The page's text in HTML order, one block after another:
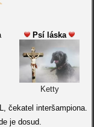
Psí láska
Ketty
čekatel interšampiona.
je dosud.